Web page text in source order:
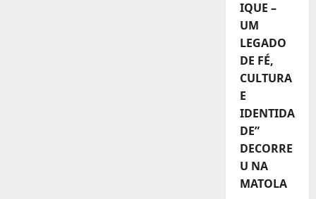
IQUE –
UM
LEGADO
DE FÉ,
CULTURA
E
IDENTIDA
DE”
DECORRE
U NA
MATOLA